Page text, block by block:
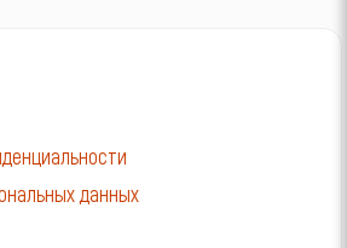
данных